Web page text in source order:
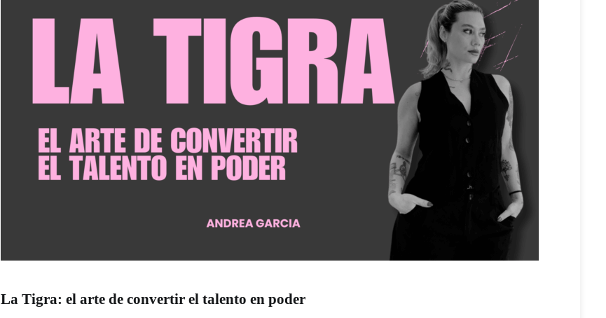
La Tigra: el arte de convertir el talento en poder